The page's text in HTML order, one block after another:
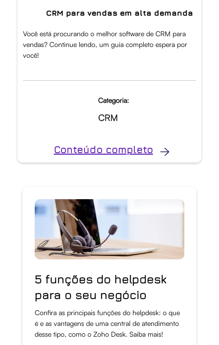
CRM para vendas em alta demanda
Você está procurando o melhor software de CRM para
vendas? Continue lendo, um guia completo espera por
você!
Categoria:
CRM
Conteúdo completo
5 funções do helpdesk
para o seu negócio
Confira as principais funções do helpdesk: o que
é e as vantagens de uma central de atendimento
desse tipo, como o Zoho Desk. Saiba mais!